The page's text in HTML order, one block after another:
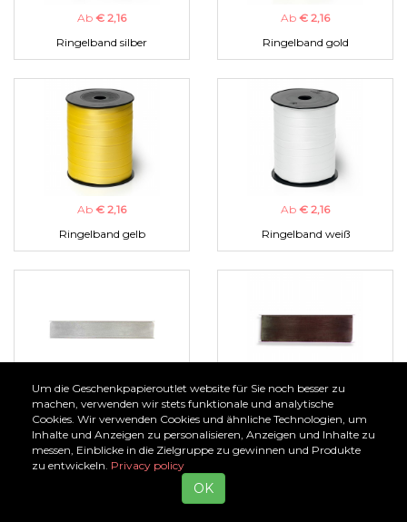
Ab € 2,16
Ringelband silber
Ab € 2,16
Ringelband gold
Ab € 2,16
Ringelband gelb
Ab € 2,16
Ringelband weiß
Ab€ 1,00
Organzaband silber
Ab€ 1,00
Organzaband braun
Um die Geschenkpapieroutlet website für Sie noch besser zu
machen, verwenden wir stets funktionale und analytische
Cookies. Wir verwenden Cookies und ähnliche Technologien, um
Inhalte und Anzeigen zu personalisieren, Anzeigen und Inhalte zu
messen, Einblicke in die Zielgruppe zu gewinnen und Produkte
zu entwickeln. Privacy policy
OK